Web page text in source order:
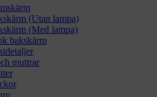
(Utan lampa)
(Med lampa)
bakskärm
muttrar